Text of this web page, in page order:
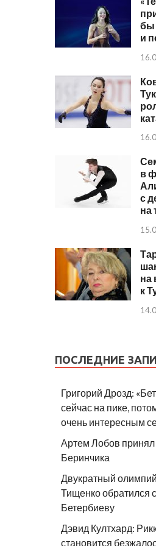
бы
и
в
с
на
на
к
ПОСЛЕДНИЕ
Григорий Дрозд:
сейчас на пике,
очень интересным
Артем Лобов
Беринчика
Двукратный
Тищенко обратился
Бетербиеву
Дэвид Култхард:
становится